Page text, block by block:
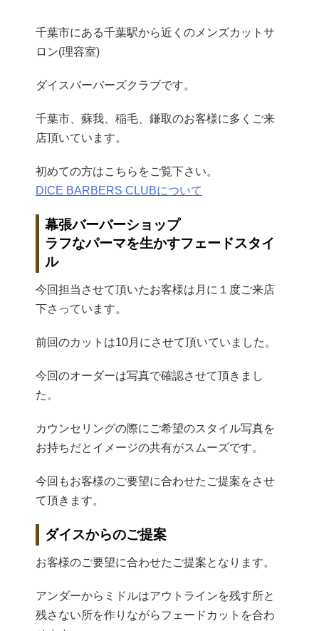
千葉市にある千葉駅から近くのメンズカットサ
ロン(理容室)
ダイスバーバーズクラブです。
千葉市、蘇我、稲毛、鎌取のお客様に多くご来
店頂いています。
初めての方はこちらをご覧下さい。
DICE BARBERS CLUBについて
幕張バーバーショップ
ラフなパーマを生かすフェードスタイ
ル
今回担当させて頂いたお客様は月に１度ご来店
下さっています。
前回のカットは10月にさせて頂いていました。
今回のオーダーは写真で確認させて頂きまし
た。
カウンセリングの際にご希望のスタイル写真を
お持ちだとイメージの共有がスムーズです。
今回もお客様のご要望に合わせたご提案をさせ
て頂きます。
ダイスからのご提案
お客様のご要望に合わせたご提案となります。
アンダーからミドルはアウトラインを残す所と
残さない所を作りながらフェードカットを合わ